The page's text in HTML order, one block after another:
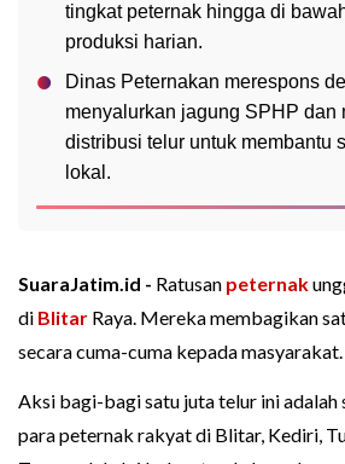
tingkat peternak hingga di
produksi harian.
Dinas Peternakan merespons
menyalurkan jagung SPHP dan
distribusi telur untuk membantu
lokal.
SuaraJatim.id - Ratusan peternak
di Blitar Raya. Mereka membagikan
secara cuma-cuma kepada masyarakat.
Aksi bagi-bagi satu juta telur ini adalah
para peternak rakyat di Blitar, Kediri,